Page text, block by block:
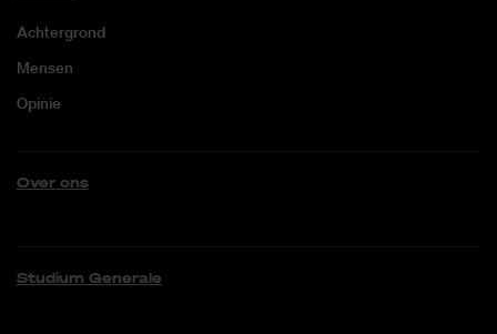
Achtergrond
Mensen
Opinie
Over ons
Studium Generale